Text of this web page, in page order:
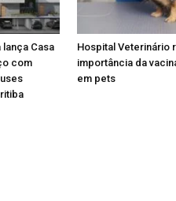
Casa
com
Hospital Veterinário
importância da
em pets